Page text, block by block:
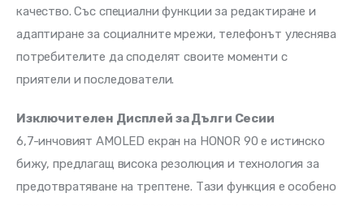
качество. Със специални функции за редактиране и
адаптиране за социалните мрежи, телефонът улеснява
потребителите да споделят своите моменти с
приятели и последователи.
Изключителен Дисплей за Дълги Сесии
6,7-инчовият AMOLED екран на HONOR 90 е истинско
бижу, предлагащ висока резолюция и технология за
предотвратяване на трептене. Тази функция е особено